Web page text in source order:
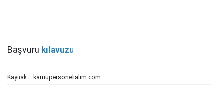
Başvuru kılavuzu
Kaynak: kamupersonelialim.com